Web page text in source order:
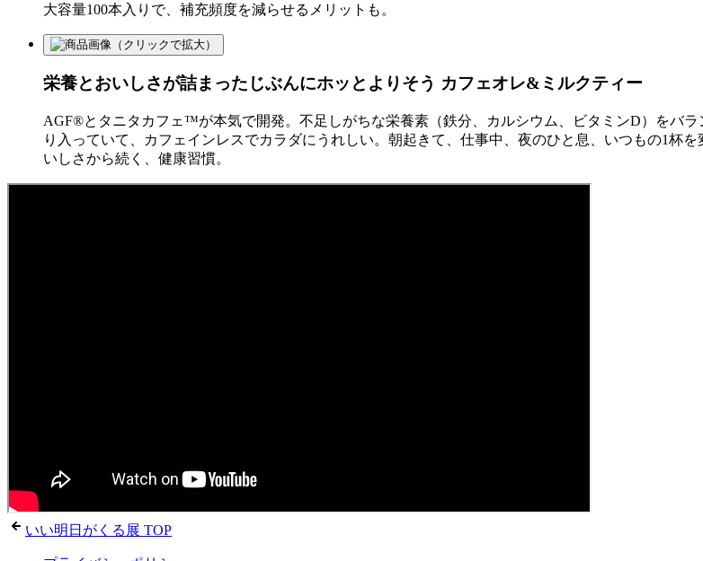
大容量100本入りで、補充頻度を減らせるメリットも。
栄養とおいしさが詰まったじぶんにホッとよりそう カフェオレ&ミルクティー
AGF®とタニタカフェ™が本気で開発。不足しがちな栄養素（鉄分、カルシウム、ビタミンD）をバ
り入っていて、カフェインレスでカラダにうれしい。朝起きて、仕事中、夜のひと息、いつもの1杯
いしさから続く、健康習慣。
いい明日がくる展 TOP